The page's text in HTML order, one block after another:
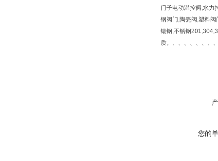
门子电动温控阀,水力
钢阀门,陶瓷阀,塑料
锻钢,不锈钢
质。、、、、、、、
您的